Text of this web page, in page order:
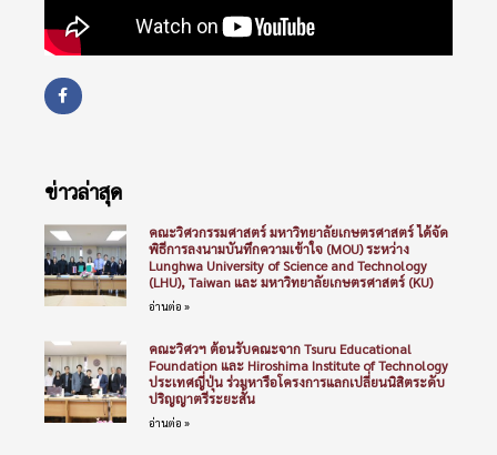
ข่าวล่าสุด
คณะวิศวกรรมศาสตร์ มหาวิทยาลัยเกษตรศาสตร์ ได้จัด
พิธีการลงนามบันทึกความเข้าใจ (MOU) ระหว่าง
Lunghwa University of Science and Technology
(LHU), Taiwan และ มหาวิทยาลัยเกษตรศาสตร์ (KU)
อ่านต่อ »
คณะวิศวฯ ต้อนรับคณะจาก Tsuru Educational
Foundation และ Hiroshima Institute of Technology
ประเทศญี่ปุ่น ร่วมหารือโครงการแลกเปลี่ยนนิสิตระดับ
ปริญญาตรีระยะสั้น
อ่านต่อ »